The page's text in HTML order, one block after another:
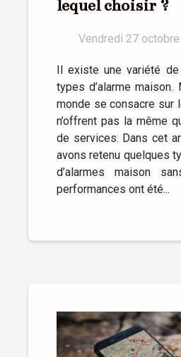
lequel choisir ?
Vendredi 27
Il existe une variété
types d’alarme
monde se consacre sur
n’offrent pas la même
de services. Dans cet
avons retenu quelques
d’alarmes maison
performances ont été...